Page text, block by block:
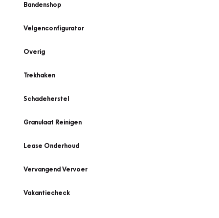
Bandenshop
Velgenconfigurator
Overig
Trekhaken
Schadeherstel
Granulaat Reinigen
Lease Onderhoud
Vervangend Vervoer
Vakantiecheck